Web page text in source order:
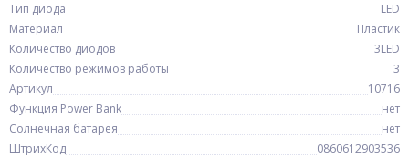
Тип диода
LED
Материал
Пластик
Количество диодов
3LED
Количество режимов работы
3
Артикул
10716
Функция Power Bank
нет
Солнечная батарея
нет
ШтрихКод
0860612903536